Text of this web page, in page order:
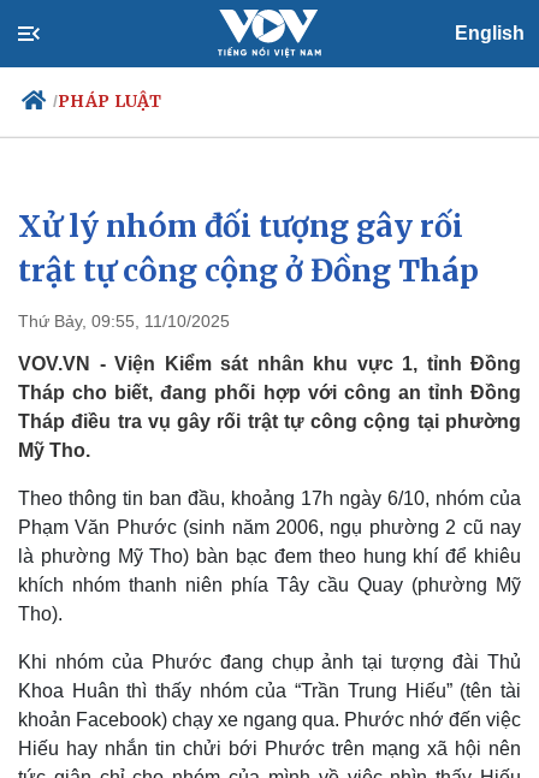
English
/PHÁP LUẬT
Chính trị
Đảng
Tổ chức nhân sự
Nhận diện sự thật
Xã hội
Tin 24h
Dự báo thời tiết
Việc làm
Biển đảo
Xử lý nhóm đối tượng gây rối
trật tự công cộng ở Đồng Tháp
Thứ Bảy, 09:55, 11/10/2025
VOV.VN - Viện Kiểm sát nhân khu vực 1, tỉnh Đồng
Tháp cho biết, đang phối hợp với công an tỉnh Đồng
Tháp điều tra vụ gây rối trật tự công cộng tại phường
Mỹ Tho.
Theo thông tin ban đầu, khoảng 17h ngày 6/10, nhóm của
Phạm Văn Phước (sinh năm 2006, ngụ phường 2 cũ nay
là phường Mỹ Tho) bàn bạc đem theo hung khí để khiêu
khích nhóm thanh niên phía Tây cầu Quay (phường Mỹ
Tho).
Khi nhóm của Phước đang chụp ảnh tại tượng đài Thủ
Khoa Huân thì thấy nhóm của “Trần Trung Hiếu” (tên tài
khoản Facebook) chạy xe ngang qua. Phước nhớ đến việc
Hiếu hay nhắn tin chửi bới Phước trên mạng xã hội nên